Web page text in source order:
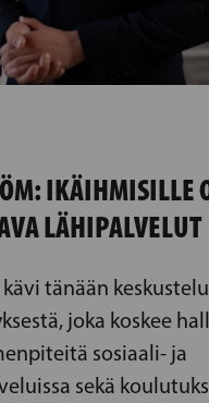
IKÄIHMISILLE
LÄHIPALVELUT
tänään
joka koskee
sosiaali- ja
sekä